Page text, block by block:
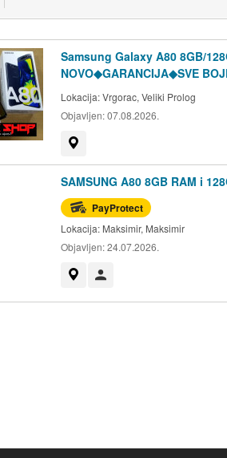
Samsung Galaxy A80 8GB/
NOVO◆GARANCIJA◆SVE
Lokacija:Vrgorac, Veliki Prolog
Objavljen:07.08.2026.
SAMSUNG A80 8GB RAM i
PayProtect
Lokacija: Maksimir, Maksimir
Objavljen:24.07.2026.